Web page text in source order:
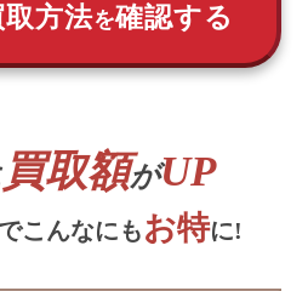
取方法を確認する
買取額がUP
こんなにもお特に!